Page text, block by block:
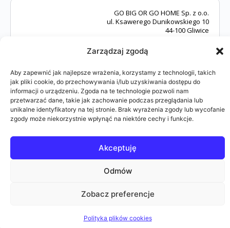
Zarządzaj zgodą
Aby zapewnić jak najlepsze wrażenia, korzystamy z technologii, takich
jak pliki cookie, do przechowywania i/lub uzyskiwania dostępu do
informacji o urządzeniu. Zgoda na te technologie pozwoli nam
przetwarzać dane, takie jak zachowanie podczas przeglądania lub
unikalne identyfikatory na tej stronie. Brak wyrażenia zgody lub wycofanie
zgody może niekorzystnie wpłynąć na niektóre cechy i funkcje.
Akceptuję
Odmów
Zobacz preferencje
Polityka plików cookies
GO BIG OR GO HOME Sp. z o.o.
ul. Ksawerego Dunikowskiego 10
44-100 Gliwice
tel. +48 790 292 710
kontakt@rbcmasterclub.com
© 2026 RBC Master Club
prowadzonym przez Sąd Rejonowy w Gliwicach, X Wydział Gospodarczy KRS pod numerem